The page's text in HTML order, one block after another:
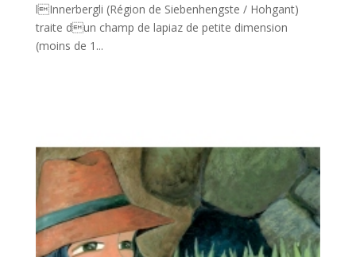
lInnerbergli (Région de Siebenhengste / Hohgant)
traite dun champ de lapiaz de petite dimension
(moins de 1...